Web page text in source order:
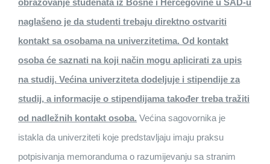
obrazovanje studenata iz Bosne i Hercegovine u SAD-u
naglašeno je da studenti trebaju direktno ostvariti
kontakt sa osobama na univerzitetima. Od kontakt
osoba će saznati na koji način mogu aplicirati za upis
na studij. Većina univerziteta dodeljuje i stipendije za
studij, a informacije o stipendijama također treba tražiti
od nadležnih kontakt osoba. Većina sagovornika je
istakla da univerziteti koje predstavljaju imaju praksu
potpisivanja memoranduma o razumijevanju sa stranim